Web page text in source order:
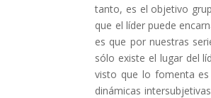
tanto, es el objetivo
que el líder puede
es que por nuestras
sólo existe el lugar del
visto que lo fomenta
dinámicas